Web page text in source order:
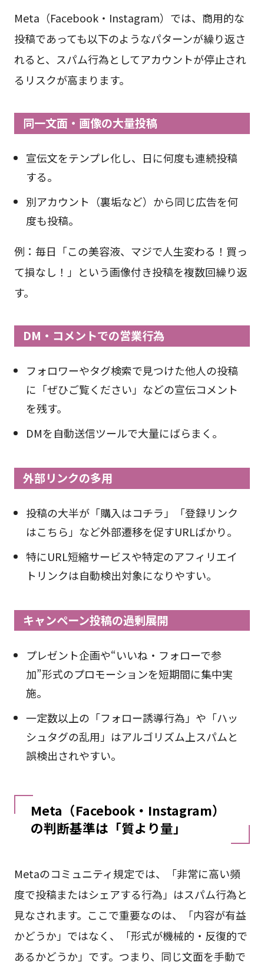
Meta（Facebook・Instagram）では、商用的な
投稿であっても以下のようなパターンが繰り返さ
れると、スパム行為としてアカウントが停止され
るリスクが高まります。
同一文面・画像の大量投稿
宣伝文をテンプレ化し、日に何度も連続投稿
する。
別アカウント（裏垢など）から同じ広告を何
度も投稿。
例：毎日「この美容液、マジで人生変わる！買っ
て損なし！」という画像付き投稿を複数回繰り返
す。
DM・コメントでの営業行為
フォロワーやタグ検索で見つけた他人の投稿
に「ぜひご覧ください」などの宣伝コメント
を残す。
DMを自動送信ツールで大量にばらまく。
外部リンクの多用
投稿の大半が「購入はコチラ」「登録リンク
はこちら」など外部遷移を促すURLばかり。
特にURL短縮サービスや特定のアフィリエイ
トリンクは自動検出対象になりやすい。
キャンペーン投稿の過剰展開
プレゼント企画や“いいね・フォローで参
加”形式のプロモーションを短期間に集中実
施。
一定数以上の「フォロー誘導行為」や「ハッ
シュタグの乱用」はアルゴリズム上スパムと
誤検出されやすい。
Meta（Facebook・Instagram）
の判断基準は「質より量」
Metaのコミュニティ規定では、「非常に高い頻
度で投稿またはシェアする行為」はスパム行為と
見なされます。ここで重要なのは、「内容が有益
かどうか」ではなく、「形式が機械的・反復的で
あるかどうか」です。つまり、同じ文面を手動で